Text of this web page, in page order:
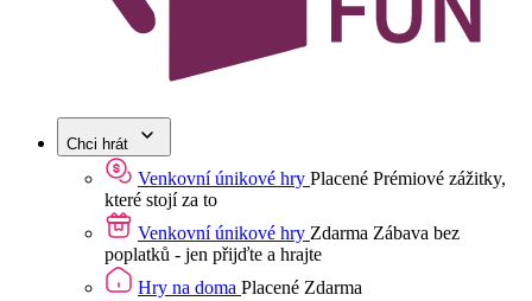
Chci hrát
Venkovní únikové hry Placené Prémiové zážitky,
které stojí za to
Venkovní únikové hry Zdarma Zábava bez
poplatků - jen přijďte a hrajte
Hry na doma Placené Zdarma